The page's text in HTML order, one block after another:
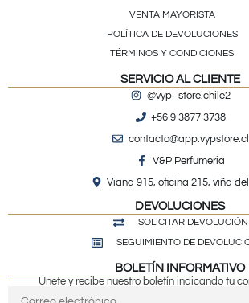
VENTA MAYORISTA
POLÍTICA DE DEVOLUCIONES
TÉRMINOS Y CONDICIONES
SERVICIO AL CLIENTE
@vyp_store.chile2
+56 9 3877 3738
contacto@app.vypstore.cl
V&P Perfumeria
Viana 915, oficina 215, viña
DEVOLUCIONES
SOLICITAR DEVOLUCIÓN
SEGUIMIENTO DE
BOLETÍN INFORMATIVO
Únete y recibe nuestro boletín indicando tu